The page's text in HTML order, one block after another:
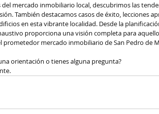
mercado inmobiliario local, descubrimos las
También destacamos casos de éxito, lecciones
en esta vibrante localidad. Desde la
proporciona una visión completa para
prometedor mercado inmobiliario de San Pedro de
orientación o tienes alguna pregunta?